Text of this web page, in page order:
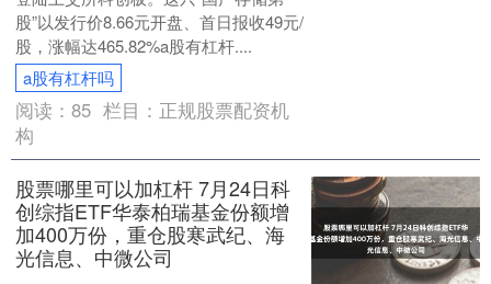
股”以发行价8.66元开盘、首日报收49元/
股，涨幅达465.82%a股有杠杆....
a股有杠杆吗
阅读：85 栏目： 正规股票配资机
构
股票哪里可以加杠杆 7月24日科
创综指ETF华泰柏瑞基金份额增
加400万份，重仓股寒武纪、海
光信息、中微公司